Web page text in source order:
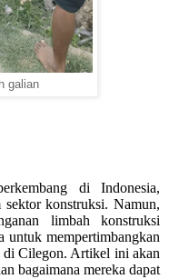
galian
di Indonesia,
sektor konstruksi. Namun,
limbah konstruksi
untuk mempertimbangkan
di Cilegon. Artikel ini akan
bagaimana mereka dapat